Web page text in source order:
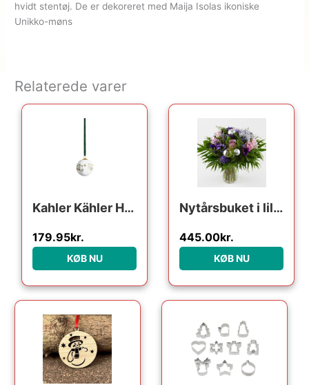
hvidt stentøj. De er dekoreret med Maija Isolas ikoniske
Unikko-møns
Relaterede varer
Kahler Kähler Hammershøi Christmas kugle 2024 ø 6 cm – Hvid m. deko : Erling Christensen Møbler : Erling Christensen Møbler
179.95kr.
KØB NU
Nytårsbuket i lilla – Send blomster med Bloomit
445.00kr.
KØB NU
Den oprindelige pris
Den aktuelle